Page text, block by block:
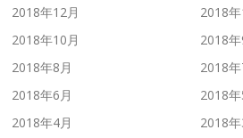
2018年12月
2018
2018年10月
2018年
2018年8月
2018年
2018年6月
2018年
2018年4月
2018年